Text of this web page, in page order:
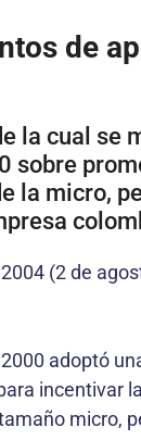
de
la cual se
sobre
la micro,
(2 de
adoptó
incentivar
micro,